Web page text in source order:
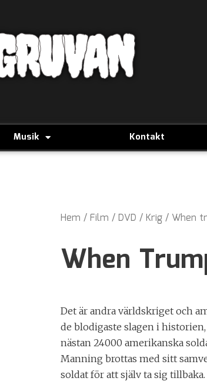
Musik Kontakt
Hem / Film / DVD / Krig / When
When
Det är andra världskriget och
de blodigaste slagen i
nästan 24000 amerikanska
Manning brottas med sitt
soldat för att själv ta sig